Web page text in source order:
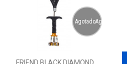
AgotadoAgotado
FRIEND BLACK DIAMOND